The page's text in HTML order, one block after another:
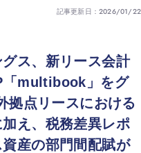
記事更新日：2026/01/22
ス、新リース会計
「multibook」をグ
拠点リースにおける
え、税務差異レポ
産の部門間配賦が